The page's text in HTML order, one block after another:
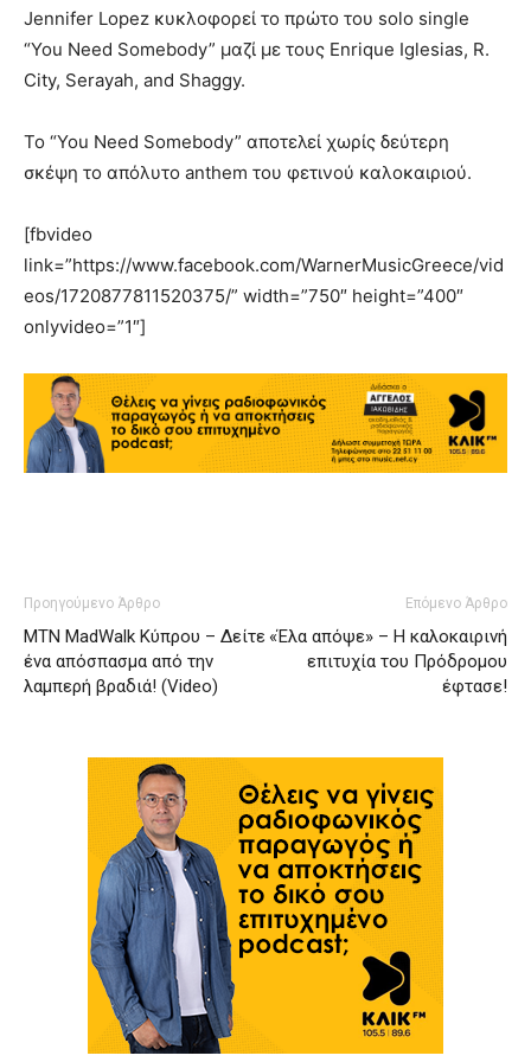
Jennifer Lopez κυκλοφορεί το πρώτο του solo single
“You Need Somebody” μαζί με τους Enrique Iglesias, R.
City, Serayah, and Shaggy.
Το “You Need Somebody” αποτελεί χωρίς δεύτερη
σκέψη το απόλυτο anthem του φετινού καλοκαιριού.
[fbvideo
link=”https://www.facebook.com/WarnerMusicGreece/vid
eos/1720877811520375/” width=”750″ height=”400″
onlyvideo=”1″]
Προηγούμενο Άρθρο
MTN MadWalk Κύπρου – Δείτε
ένα απόσπασμα από την
λαμπερή βραδιά! (Video)
Επόμενο Άρθρο
«Έλα απόψε» – Η καλοκαιρινή
επιτυχία του Πρόδρομου
έφτασε!